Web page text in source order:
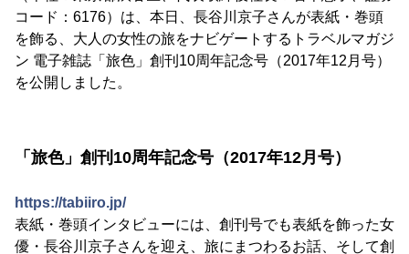
コード：6176）は、本日、長谷川京子さんが表紙・巻頭
を飾る、大人の女性の旅をナビゲートするトラベルマガジ
ン 電子雑誌「旅色」創刊10周年記念号（2017年12月号）
を公開しました。
「旅色」創刊10周年記念号（2017年12月号）
https://tabiiro.jp/
表紙・巻頭インタビューには、創刊号でも表紙を飾った女
優・長谷川京子さんを迎え、旅にまつわるお話、そして創